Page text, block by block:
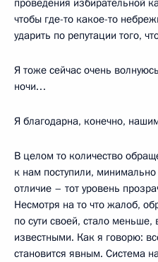
проведения избирательной
чтобы где-то какое-то
ударить по репутации того,
Я тоже сейчас очень
ночи…
Я благодарна, конечно,
В целом то количество
к нам поступили,
отличие – тот уровень
Несмотря на то что жалоб,
по сути своей, стало меньше,
известными. Как я говорю:
становится явным. Система